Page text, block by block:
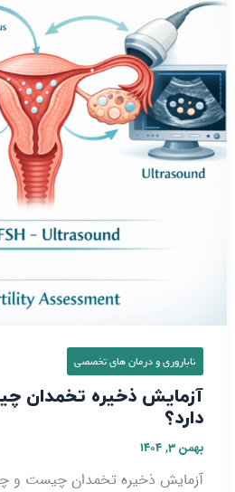
ناباروری و درمان‌ های تخصصی
آزمایش ذخیره تخمدان
دارد؟
بهمن ۳, ۱۴۰۴
آزمایش ذخیره تخمدان چیست و چرا
چیست
چرا
اهمیت
دارد؟